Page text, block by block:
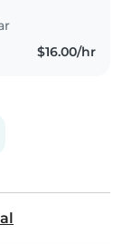
enfants
au
$16.00/hr